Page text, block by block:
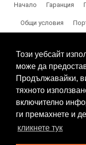
Този уебсайт
може да
Продължавайки,
тяхното
включително
ги премахнете и
кликнете тук
Начало Гаранция
Общи условия
SPY.BG Ви напомня, че
спазване на законите,